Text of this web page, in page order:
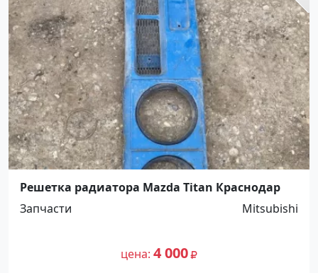
Решетка радиатора Mazda Titan Краснодар
Запчасти
Mitsubishi
цена 4 000